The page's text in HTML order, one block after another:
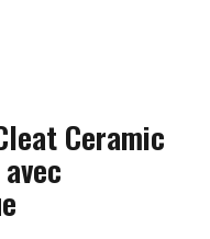
Ceramic